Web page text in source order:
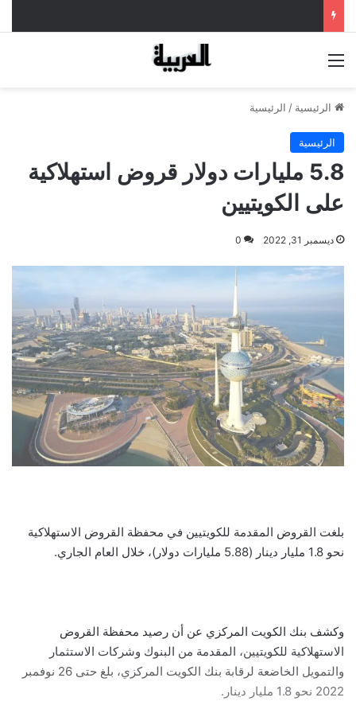
الرئيسية / الرئيسية
الرئيسية
5.8 مليارات دولار قروض استهلاكية
على الكويتيين
ديسمبر 31, 2022 0
بلغت القروض المقدمة للكويتيين في محفظة القروض الاستهلاكية
نحو 1.8 مليار دينار (5.88 مليارات دولار)، خلال العام الجاري.
وكشف بنك الكويت المركزي عن أن رصيد محفظة القروض
الاستهلاكية للكويتيين، المقدمة من البنوك وشركات الاستثمار
والتمويل الخاضعة لرقابة بنك الكويت المركزي، بلغ حتى 26 نوفمبر
2022 نحو 1.8 مليار دينار.